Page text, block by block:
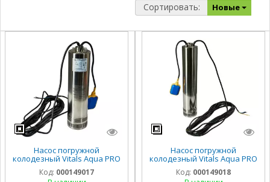
Сортировать: Новые
Насос погружной
колодезный Vitals Aqua PRO
5-4DCw 4535-1,0f
Код: 000149017
Насос погружной
колодезный Vitals Aqua PRO
5-7DCw 4260-1,7f
Код: 000149018